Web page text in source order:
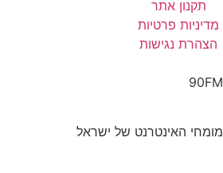
תקנון אתר
מדיניות פרטיות
הצהרת נגישות
מומחי האינטרנט של ישראל